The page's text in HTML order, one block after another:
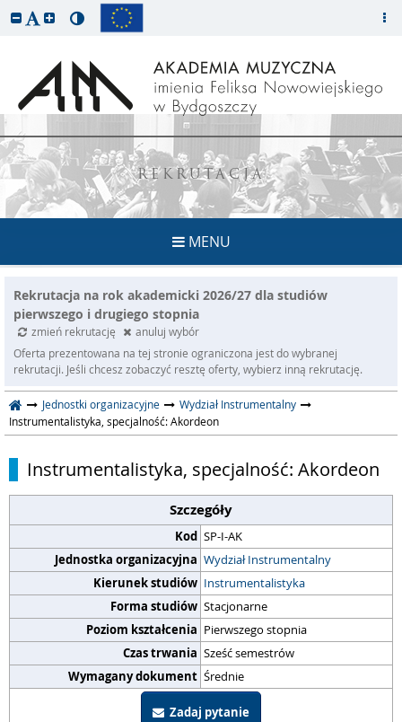
REKRUTACJA
MENU
Rekrutacja na rok akademicki 2026/27 dla studiów
pierwszego i drugiego stopnia
zmień rekrutację
anuluj wybór
Oferta prezentowana na tej stronie ograniczona jest do wybranej
rekrutacji. Jeśli chcesz zobaczyć resztę oferty, wybierz inną rekrutację.
Jednostki organizacyjne
Wydział Instrumentalny
Instrumentalistyka, specjalność: Akordeon
Instrumentalistyka, specjalność: Akordeon
Szczegóły
Kod SP-I-AK
Jednostka organizacyjna Wydział Instrumentalny
Kierunek studiów Instrumentalistyka
Forma studiów Stacjonarne
Poziom kształcenia Pierwszego stopnia
Czas trwania Sześć semestrów
Wymagany dokument Średnie
Zadaj pytanie